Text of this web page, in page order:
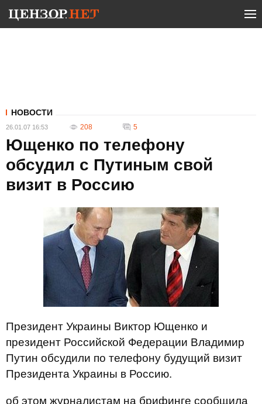
НОВОСТИ
26.01.07 16:53 208 5
Ющенко по телефону
обсудил с Путиным свой
визит в Россию
Президент Украины Виктор Ющенко и
президент Российской Федерации Владимир
Путин обсудили по телефону будущий визит
Президента Украины в Россию.
об этом журналистам на брифинге сообщила